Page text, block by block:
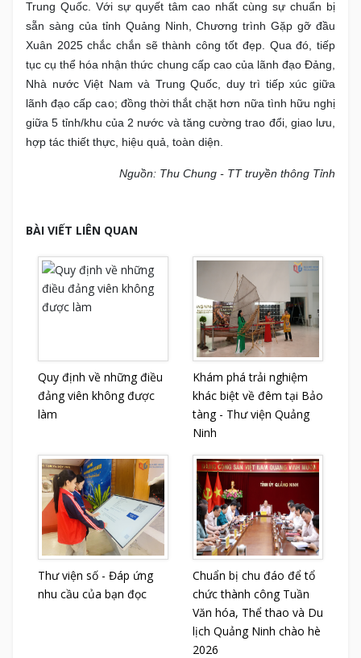
Trung Quốc. Với sự quyết tâm cao nhất cùng sự chuẩn bị
sẵn sàng của tỉnh Quảng Ninh, Chương trình Gặp gỡ đầu
Xuân 2025 chắc chắn sẽ thành công tốt đẹp. Qua đó, tiếp
tục cụ thể hóa nhận thức chung cấp cao của lãnh đạo Đảng,
Nhà nước Việt Nam và Trung Quốc, duy trì tiếp xúc giữa
lãnh đạo cấp cao; đồng thời thắt chặt hơn nữa tình hữu nghị
giữa 5 tỉnh/khu của 2 nước và tăng cường trao đổi, giao lưu,
hợp tác thiết thực, hiệu quả, toàn diện.
Nguồn: Thu Chung - TT truyền thông Tỉnh
BÀI VIẾT LIÊN QUAN
Quy định về những điều
đảng viên không được
làm
Khám phá trải nghiệm
khác biệt về đêm tại Bảo
tàng - Thư viện Quảng
Ninh
Thư viện số - Đáp ứng
nhu cầu của bạn đọc
Chuẩn bị chu đáo để tổ
chức thành công Tuần
Văn hóa, Thể thao và Du
lịch Quảng Ninh chào hè
2026